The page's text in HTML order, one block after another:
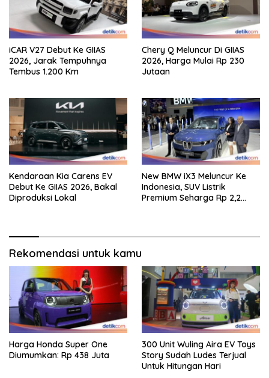
iCAR V27 Debut Ke GIIAS
2026, Jarak Tempuhnya
Tembus 1.200 Km
Chery Q Meluncur Di GIIAS
2026, Harga Mulai Rp 230
Jutaan
Kendaraan Kia Carens EV
Debut Ke GIIAS 2026, Bakal
Diproduksi Lokal
New BMW iX3 Meluncur Ke
Indonesia, SUV Listrik
Premium Seharga Rp 2,2
Rekomendasi untuk kamu
Harga Honda Super One
Diumumkan: Rp 438 Juta
300 Unit Wuling Aira EV Toys
Story Sudah Ludes Terjual
Untuk Hitungan Hari